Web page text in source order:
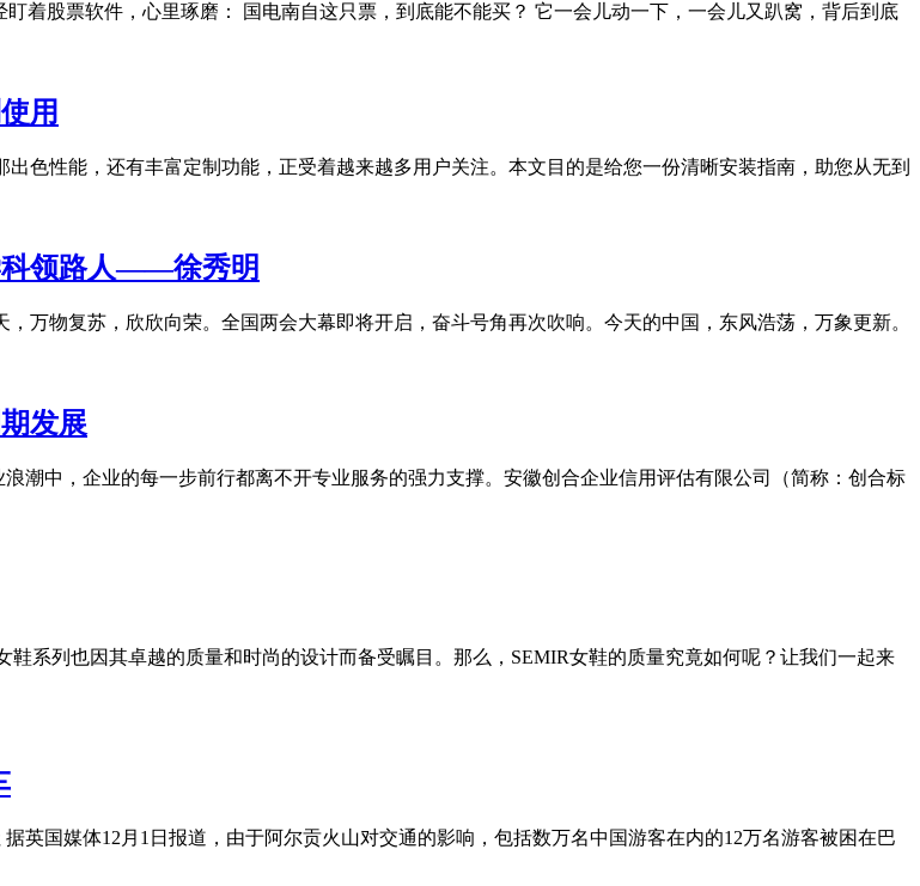
着股票软件，心里琢磨： 国电南自这只票，到底能不能买？ 它一会儿动一下，一会儿又趴窝，背后到底
用
色性能，还有丰富定制功能，正受着越来越多用户关注。本文目的是给您一份清晰安装指南，助您从无到
科领路人——徐秀明
物复苏，欣欣向荣。全国两会大幕即将开启，奋斗号角再次吹响。今天的中国，东风浩荡，万象更新。
发展
潮中，企业的每一步前行都离不开专业服务的强力支撑。安徽创合企业信用评估有限公司（简称：创合标
系列也因其卓越的质量和时尚的设计而备受瞩目。那么，SEMIR女鞋的质量究竟如何呢？让我们一起来
英国媒体12月1日报道，由于阿尔贡火山对交通的影响，包括数万名中国游客在内的12万名游客被困在巴